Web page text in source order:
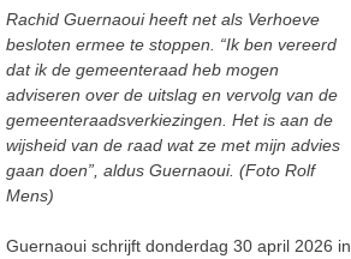
Rachid Guernaoui heeft net als Verhoeve
besloten ermee te stoppen. “Ik ben vereerd
dat ik de gemeenteraad heb mogen
adviseren over de uitslag en vervolg van de
gemeenteraadsverkiezingen. Het is aan de
wijsheid van de raad wat ze met mijn advies
gaan doen”, aldus Guernaoui. (Foto Rolf
Mens)
Guernaoui schrijft donderdag 30 april 2026 in